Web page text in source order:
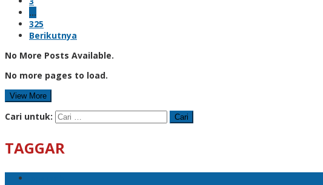
…
325
Berikutnya
No More Posts Available.
No more pages to load.
View More
Cari untuk:
TAGGAR